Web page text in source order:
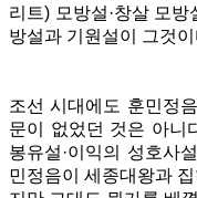
리트) 모방설·창살 모방
방설과 기원설이 그것이
조선 시대에도 훈민정
문이 없었던 것은 아니
봉유설·이익의 성호사
민정음이 세종대왕과